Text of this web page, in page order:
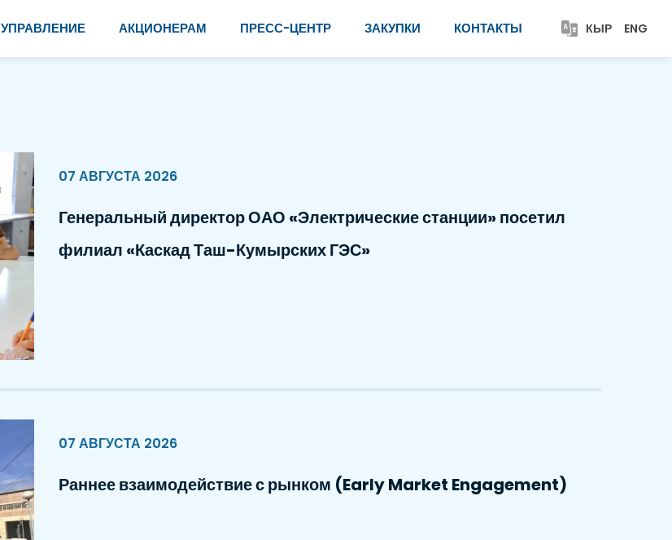
УПРАВЛЕНИЕ АКЦИОНЕРАМ ПРЕСС-ЦЕНТР ЗАКУПКИ КОНТАКТЫ КЫР ENG
07 АВГУСТА 2026
Генеральный директор ОАО «Электрические станции» посетил
филиал «Каскад Таш-Кумырских ГЭС»
07 АВГУСТА 2026
Раннее взаимодействие с рынком (Early Market Engagement)